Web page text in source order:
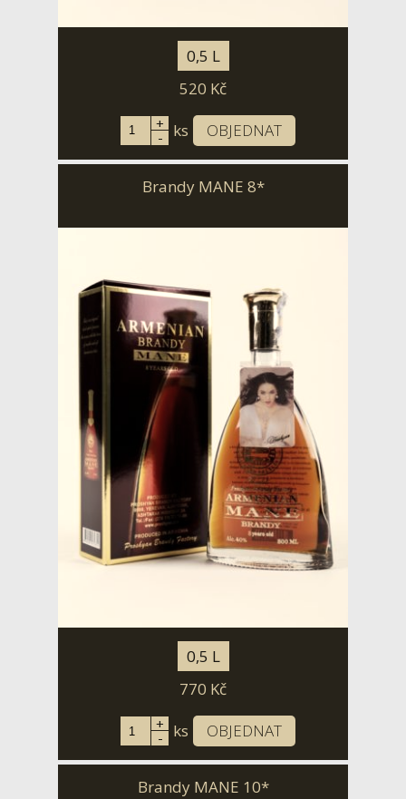
0,5 L
520 Kč
+
- ks OBJEDNAT
Brandy MANE 8*
0,5 L
770 Kč
+
- ks OBJEDNAT
Brandy MANE 10*